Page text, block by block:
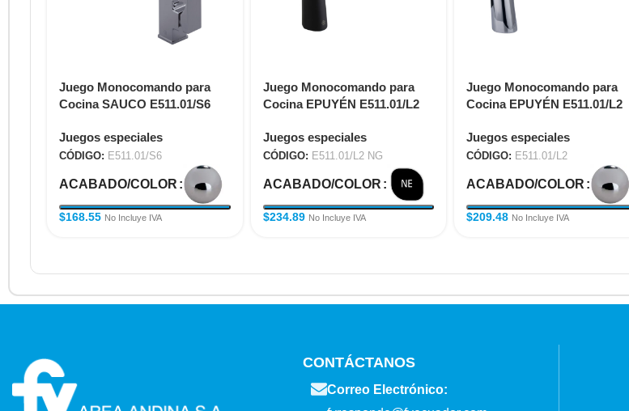
Juego Monocomando para
Cocina SAUCO E511.01/S6
Juegos especiales
CÓDIGO: E511.01/S6
ACABADO/COLOR
$168.55 No Incluye IVA
Juego Monocomando para
Cocina EPUYÉN E511.01/L2
Juegos especiales
CÓDIGO: E511.01/L2 NG
ACABADO/COLOR
$234.89 No Incluye IVA
Juego Monocomando para
Cocina EPUYÉN E511.01/L2
Juegos especiales
CÓDIGO: E511.01/L2
ACABADO/COLOR
$209.48 No Incluye IVA
CONTÁCTANOS
Correo Electrónico: